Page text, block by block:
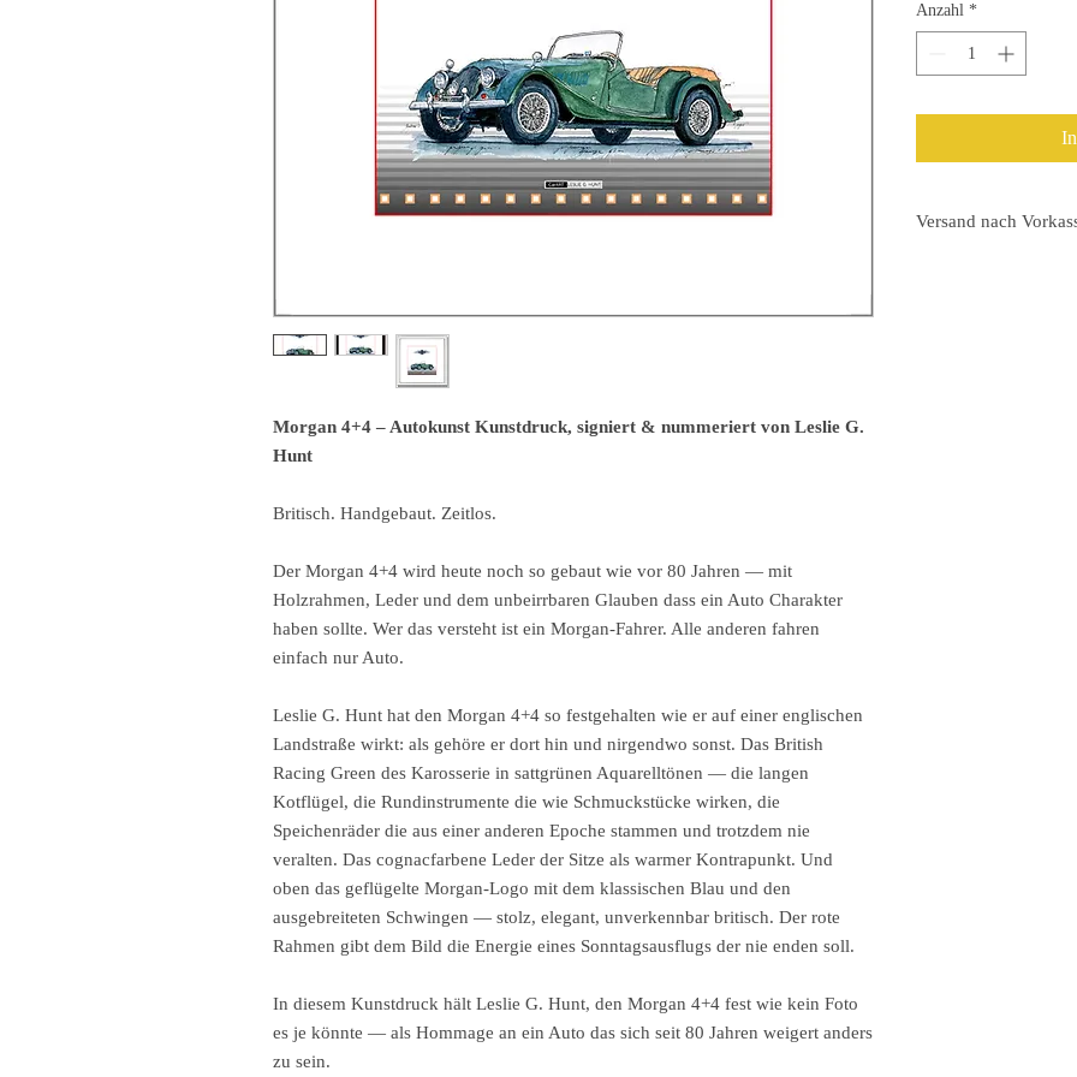
Morgan 4+4 – Autokunst Kunstdruck, signiert & nummeriert von Leslie G.
Hunt
Britisch. Handgebaut. Zeitlos.
Der Morgan 4+4 wird heute noch so gebaut wie vor 80 Jahren — mit
Holzrahmen, Leder und dem unbeirrbaren Glauben dass ein Auto Charakter
haben sollte. Wer das versteht ist ein Morgan-Fahrer. Alle anderen fahren
einfach nur Auto.
Leslie G. Hunt hat den Morgan 4+4 so festgehalten wie er auf einer englischen
Landstraße wirkt: als gehöre er dort hin und nirgendwo sonst. Das British
Racing Green des Karosserie in sattgrünen Aquarelltönen — die langen
Kotflügel, die Rundinstrumente die wie Schmuckstücke wirken, die
Speichenräder die aus einer anderen Epoche stammen und trotzdem nie
veralten. Das cognacfarbene Leder der Sitze als warmer Kontrapunkt. Und
oben das geflügelte Morgan-Logo mit dem klassischen Blau und den
ausgebreiteten Schwingen — stolz, elegant, unverkennbar britisch. Der rote
Rahmen gibt dem Bild die Energie eines Sonntagsausflugs der nie enden soll.
In diesem Kunstdruck hält Leslie G. Hunt, den Morgan 4+4 fest wie kein Foto
es je könnte — als Hommage an ein Auto das sich seit 80 Jahren weigert anders
zu sein.
Anzahl *
Versand nach